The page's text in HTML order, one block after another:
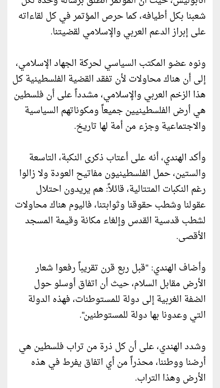
شعبنا بكل أطيافه، كما حرص المؤتمر في كل لقاءاته
على إبراز الدعم العربي والإسلامي لقضيتنا.
ونوه عضو المكتب السياسي لحركة الجهاد الإسلامي،
إلى أن هناك محاولات لأن تفقد القضية الفلسطينية كل
هذا الزخم العربي والإسلامي، مشدداً على أن فلسطين
هي أرض الفلسطينيين جميعاً ومكوناتهم السياسية
والاجتماعية وجزء من أمة لها تاريخ.
وأكد الهندي، أنه على أعتاب ذكرى النكبة، التاسعة
والستين، حمل الفلسطينيون مفاتيح العودة ولا زالوا
رغم النكبات المتتالية، قائلاً: هم يريدون احتلال
عقولنا وشطب حقوقنا وثوابتنا، فاليوم هناك محاولات
لشطب قدسية القدس وإلغاء مكانة وقيمة المسجد
الأقصى.
وأضاف الهندي: "قبل ربع قرن تقريباً رفعوا شعار
الأرض مقابل السلام، حيث أن اتفاق أوسلو حول
الضفة الغربية إلى دولة للمستوطنات، فهذه الدولة
التي وعدونا بها دولة للمستوطنين".
وشدد الهندي، على أن كل ذرة من تراب فلسطين هي
أرضنا ووطننا، محذراً من أي اتفاق يفرط في هذه
الأرض وهذا التراب.